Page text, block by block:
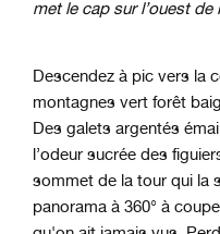
met le cap sur l’ouest de
Descendez à pic vers la
montagnes vert forêt
Des galets argentés
l’odeur sucrée des
sommet de la tour qui la
panorama à 360° à